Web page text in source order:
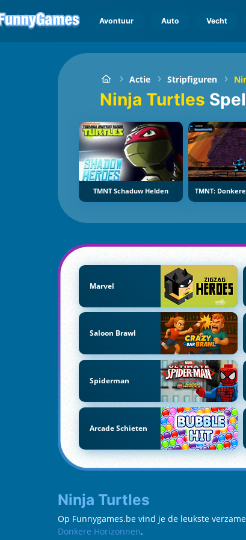
Avontuur Auto Vecht
Actie Stripfiguren
Ninja Turtles
TMNT Schaduw Helden TMNT:
Marvel
Saloon Brawl
Spiderman
Arcade Schieten
Ninja Turtles
Op Funnygames.be vind je de leukste
Donkere Horizonnen.